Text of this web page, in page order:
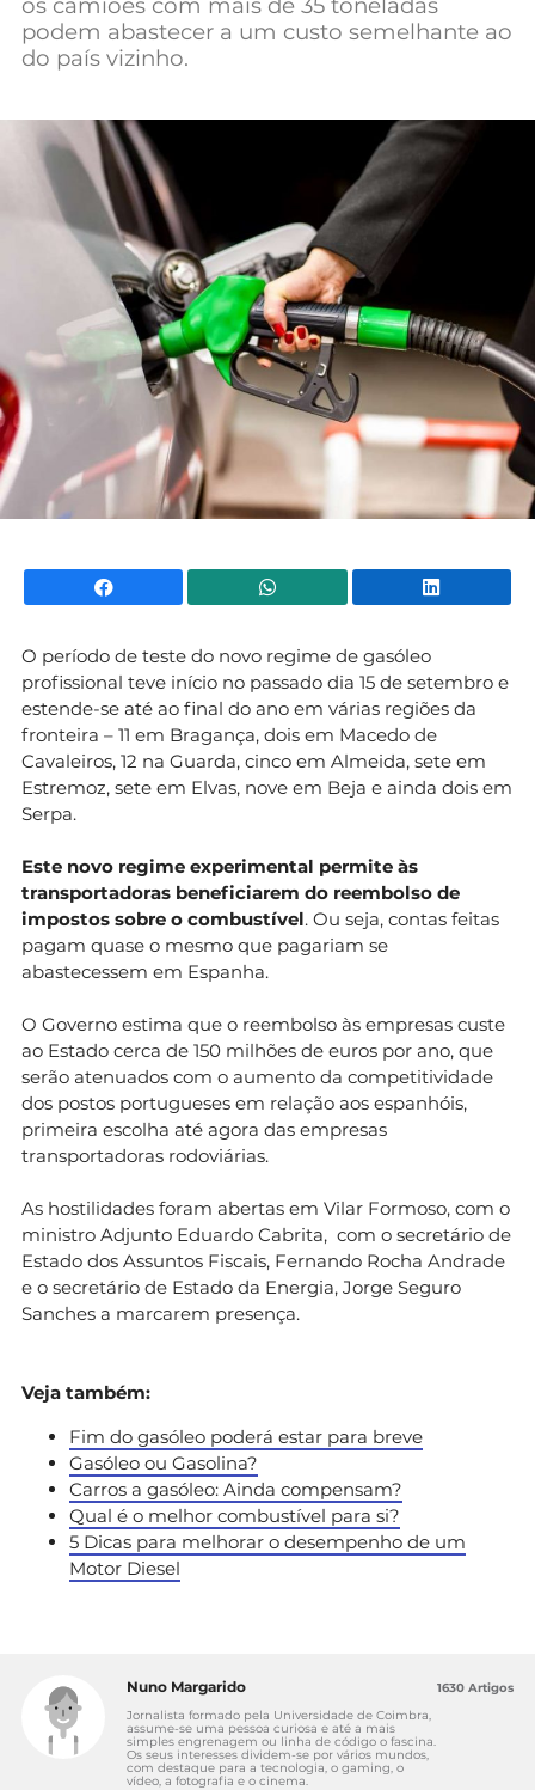
Mundial 2026
podem abastecer a um custo semelhante ao
do país vizinho.
Facebook WhatsApp
O período de teste do novo regime de gasóleo
profissional teve início no passado dia 15 de setembro e
estende-se até ao final do ano em várias regiões da
fronteira – 11 em Bragança, dois em Macedo de
Cavaleiros, 12 na Guarda, cinco em Almeida, sete em
Estremoz, sete em Elvas, nove em Beja e ainda dois em
Serpa.
Este novo regime experimental permite às
transportadoras beneficiarem do reembolso de
impostos sobre o combustível. Ou seja, contas feitas
pagam quase o mesmo que pagariam se
abastecessem em Espanha.
O Governo estima que o reembolso às empresas custe
ao Estado cerca de 150 milhões de euros por ano, que
serão atenuados com o aumento da competitividade
dos postos portugueses em relação aos espanhóis,
primeira escolha até agora das empresas
transportadoras rodoviárias.
As hostilidades foram abertas em Vilar Formoso, com o
ministro Adjunto Eduardo Cabrita, com o secretário de
Estado dos Assuntos Fiscais, Fernando Rocha Andrade
e o secretário de Estado da Energia, Jorge Seguro
Sanches a marcarem presença.
Veja também:
Fim do gasóleo poderá estar para breve
Gasóleo ou Gasolina?
Carros a gasóleo: Ainda compensam?
Qual é o melhor combustível para si?
5 Dicas para melhorar o desempenho de um
Motor Diesel
Nuno Margarido
Jornalista formado pela Universidade de Coimbra,
assume-se uma pessoa curiosa e até a mais
simples engrenagem ou linha de código o fascina.
Os seus interesses dividem-se por vários mundos,
com destaque para a tecnologia, o gaming, o
vídeo, a fotografia e o cinema.
1630 Artigos